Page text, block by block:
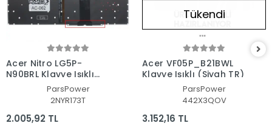
Acer Nitro LG5P-
N90BRL Klavye Işıklı
(Siyah TR)ParsPower
2NYR173T
2.005,92 TL
Tükendi
Acer VF05P_B21BWL
Klavye Işıklı (Siyah TR)
ParsPower
442X3QOV
3.152,16 TL